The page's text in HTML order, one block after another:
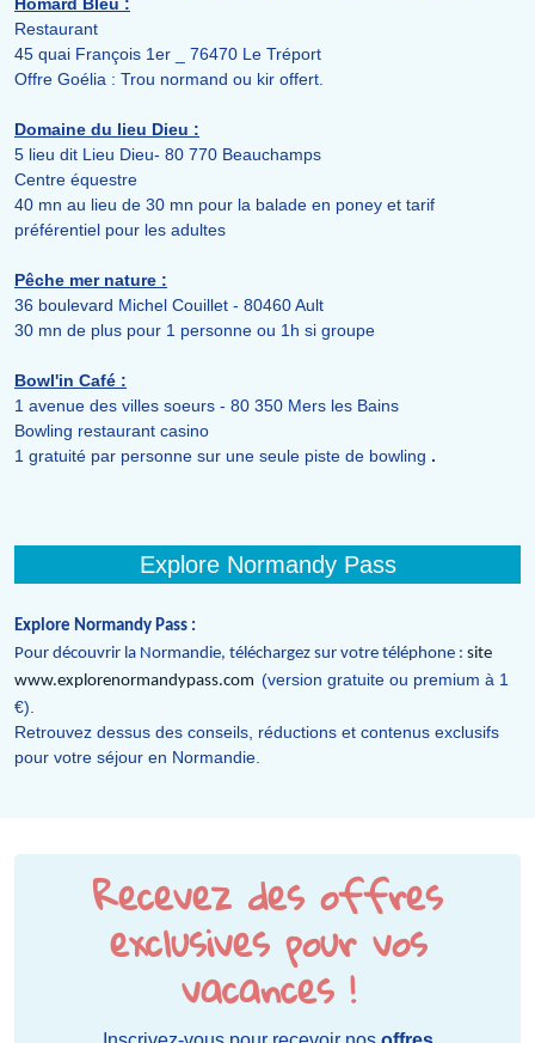
Restaurant
45 quai François 1er _ 76470 Le Tréport
Offre Goélia : Trou normand ou kir offert.
Domaine du lieu Dieu :
5 lieu dit Lieu Dieu- 80 770 Beauchamps
Centre équestre
40 mn au lieu de 30 mn pour la balade en poney et tarif
préférentiel pour les adultes
Pêche mer nature :
36 boulevard Michel Couillet - 80460 Ault
30 mn de plus pour 1 personne ou 1h si groupe
Bowl'in Café :
1 avenue des villes soeurs - 80 350 Mers les Bains
Bowling restaurant casino
1 gratuité par personne sur une seule piste de bowling .
Explore Normandy Pass
Explore Normandy Pass :
Pour découvrir la Normandie, téléchargez sur votre téléphone : site
www.explorenormandypass.com (version gratuite ou premium à 1
€).
Retrouvez dessus des conseils, réductions et contenus exclusifs
pour votre séjour en Normandie.
Recevez des offres
exclusives pour vos
vacances !